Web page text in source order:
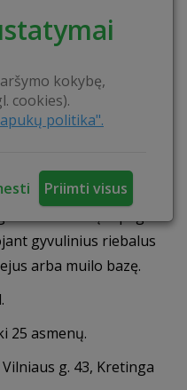
kokybę,
cookies).
politika".
Priimti visus
įtraukti vaikus ir
vystymąsi.
istorija ir išmokyti
šioje edukacijoje
muilo gamybos
gyvulinius riebalus
arba muilo bazę.
25 asmenų.
Vilniaus g. 43, Kretinga